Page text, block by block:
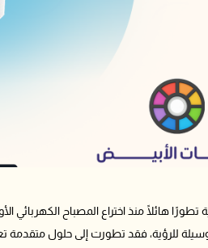
تطورًا هائلًا منذ اختراع المصباح
للرؤية، فقد تطورت إلى حلول متقدمة